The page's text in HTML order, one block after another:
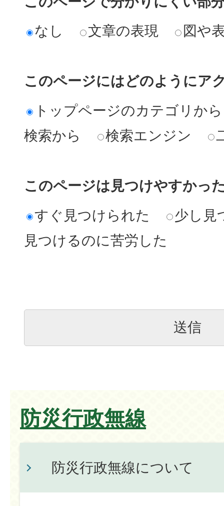
なし
文章の表現 図や
このページにはどのようにア
トップページのカテゴリから
検索から
検索エンジン
このページは見つけやすかっ
すぐ見つけられた
少し見
見つけるのに苦労した
防災行政無線
防災行政無線について